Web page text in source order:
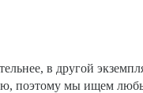
в другой
поэтому мы ищем